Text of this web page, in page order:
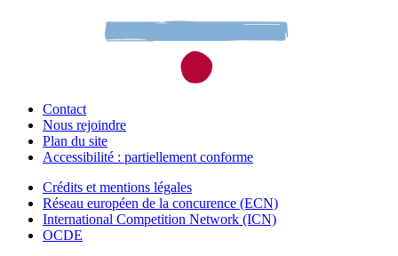
Contact
Nous rejoindre
Plan du site
Accessibilité : partiellement conforme
Crédits et mentions légales
Réseau européen de la concurence (ECN)
International Competition Network (ICN)
OCDE